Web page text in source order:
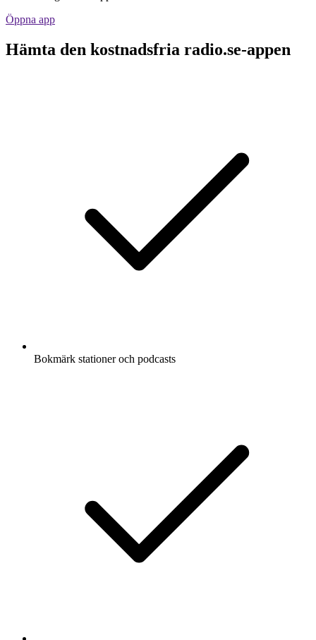
Öppna app
Hämta den kostnadsfria radio.se-appen
Bokmärk stationer och podcasts